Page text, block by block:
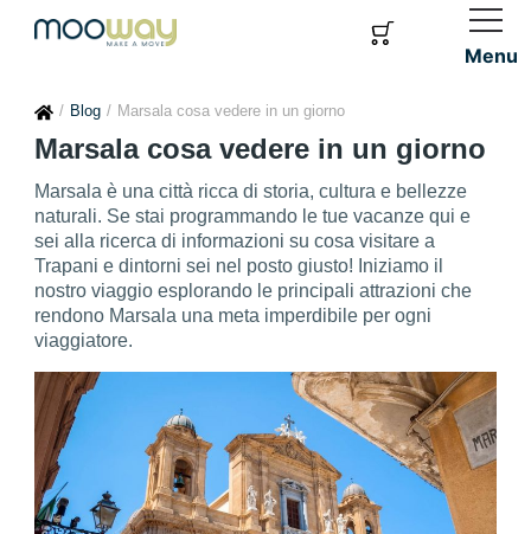
Menu
Blog Marsala cosa vedere in un giorno
Marsala cosa vedere in un giorno
Marsala è una città ricca di storia, cultura e bellezze
naturali. Se stai programmando le tue vacanze qui e
sei alla ricerca di informazioni su cosa visitare a
Trapani e dintorni sei nel posto giusto! Iniziamo il
nostro viaggio esplorando le principali attrazioni che
rendono Marsala una meta imperdibile per ogni
viaggiatore.